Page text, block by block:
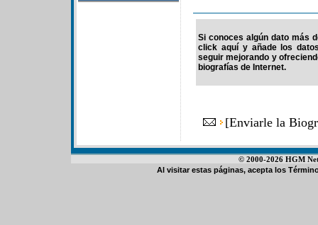
Si conoces algún dato más
click aquí y añade los
seguir mejorando y
biografías de Internet.
[Enviarle la
© 2000-2026 HGM
Al visitar estas páginas, acepta los